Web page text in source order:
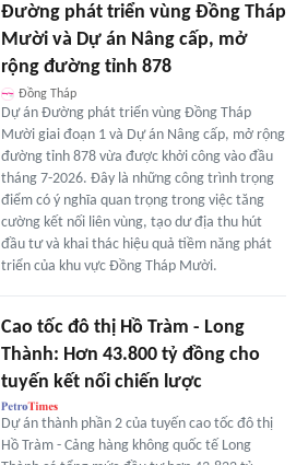
Đường phát triển vùng Đồng Tháp
Mười và Dự án Nâng cấp, mở
rộng đường tỉnh 878
Đồng Tháp
Dự án Đường phát triển vùng Đồng Tháp
Mười giai đoạn 1 và Dự án Nâng cấp, mở rộng
đường tỉnh 878 vừa được khởi công vào đầu
tháng 7-2026. Đây là những công trình trọng
điểm có ý nghĩa quan trọng trong việc tăng
cường kết nối liên vùng, tạo dư địa thu hút
đầu tư và khai thác hiệu quả tiềm năng phát
triển của khu vực Đồng Tháp Mười.
Cao tốc đô thị Hồ Tràm - Long
Thành: Hơn 43.800 tỷ đồng cho
tuyến kết nối chiến lược
Dự án thành phần 2 của tuyến cao tốc đô thị
Hồ Tràm - Cảng hàng không quốc tế Long